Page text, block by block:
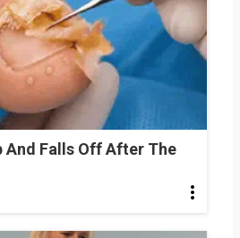
And Falls Off After The